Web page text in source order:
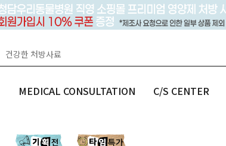
MEDICAL CONSULTATION C/S CENTER